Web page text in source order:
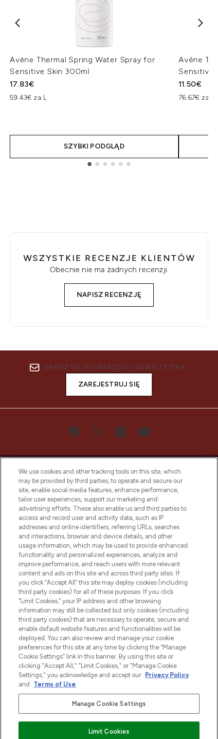
Avène Thermal Spring Water Spray for
Sensitive Skin 300ml
17.83€
59.43€ za L
SZYBKI PODGLĄD
Avène
Sensitive
11.50€
76.67€ za L
WSZYSTKIE RECENZJE KLIENTÓW
Obecnie nie ma żadnych recenzji.
NAPISZ RECENZJĘ
ZAPISZ SIĘ DO NASZEGO NEWSLETTERA
ZAREJESTRUJ SIĘ
Bądź pierwszą osobą, która dowie się o
najnowszych produktach, od niszowych i
uznanych marek, sezonowych trendach i
otrzyma ekskluzywne artykuły redakcyjne
z Sunday Supplement.
Zgoda na pliki cookie
Do Not Sell or Share My Personal
Information
POMOC & INFORMACJE
WAŻNE INFORMACJE
O LOOKFANTASTIC
Płać bezpiecznie za pomocą
We use cookies and other tracking tools on this site, which
may be provided by third parties, to operate and secure our
site, enable social media features, enhance performance,
tailor user experiences, support our marketing and
advertising efforts. These also enable us and third parties to
access and record user and activity data, such as IP
addresses and online identifiers, referring URLs, searches
and interactions, browser and device details, and other
usage information, which may be used to provide enhanced
functionality and personalized experiences, analyze and
improve performance, and reach users with more relevant
content and ads on this site and across third party sites. If
you click “Accept All” this site may deploy cookies (including
third party cookies) for all of these purposes. If you click
“Limit Cookies,” your IP address and other browsing
information may still be collected but only cookies (including
third party cookies) that are necessary to operate, secure and
enable default website features and functionalities will be
deployed. You can also review and manage your cookie
preferences for this site at any time by clicking the “Manage
Cookie Settings” link in this banner. By using this site or
clicking "Accept All," "Limit Cookies," or "Manage Cookie
Settings," you acknowledge and accept our Privacy Policy
and
Terms of Use.
Manage Cookie Settings
Limit Cookies